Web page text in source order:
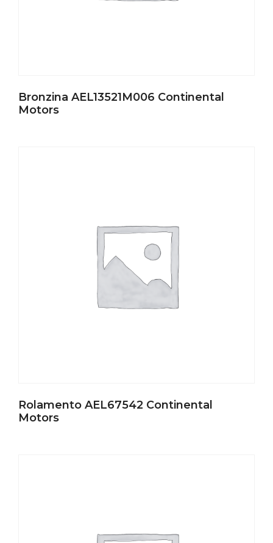
Bronzina AEL13521M006 Continental
Motors
Rolamento AEL67542 Continental
Motors